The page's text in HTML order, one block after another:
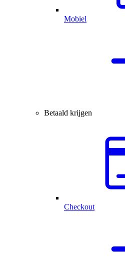
Mobiel
Betaald krijgen
Checkout